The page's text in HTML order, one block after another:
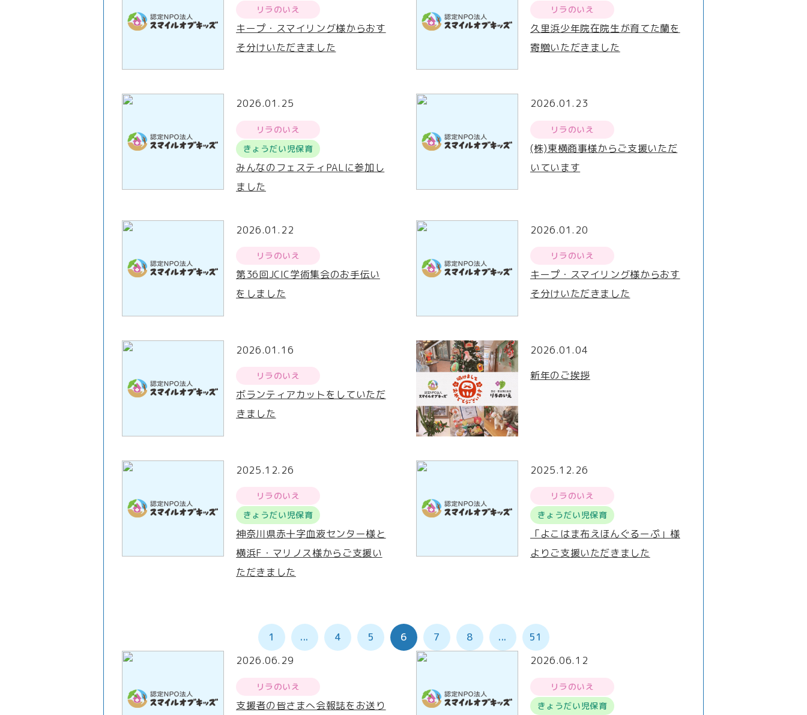
リラのいえ
キープ・スマイリング様からおす
そ分けいただきました
リラのいえ
久里浜少年院在院生が育てた蘭を
寄贈いただきました
2026.01.25
リラのいえ
きょうだい児保育
みんなのフェスティPALに参加し
ました
2026.01.23
リラのいえ
(株)東横商事様からご支援いただ
いています
2026.01.22
リラのいえ
第36回JCIC学術集会のお手伝い
をしました
2026.01.20
リラのいえ
キープ・スマイリング様からおす
そ分けいただきました
2026.01.16
リラのいえ
ボランティアカットをしていただ
きました
2026.01.04
新年のご挨拶
2025.12.26
リラのいえ
きょうだい児保育
神奈川県赤十字血液センター様と
横浜F・マリノス様からご支援い
ただきました
2025.12.26
リラのいえ
きょうだい児保育
「よこはま布えほんぐるーぷ」様
よりご支援いただきました
1 ... 4 5 6 7 8 ...
51
2026.06.29
リラのいえ
支援者の皆さまへ会報誌をお送り
2026.06.12
リラのいえ
きょうだい児保育